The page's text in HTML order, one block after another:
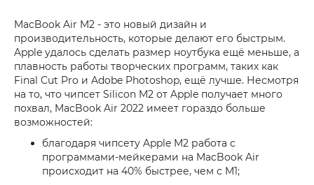
MacBook Air M2 - это новый дизайн и
производительность, которые делают его быстрым.
Apple удалось сделать размер ноутбука ещё меньше, а
плавность работы творческих программ, таких как
Final Cut Pro и Adobe Photoshop, ещё лучше. Несмотря
на то, что чипсет Silicon M2 от Apple получает много
похвал, MacBook Air 2022 имеет гораздо больше
возможностей:
благодаря чипсету Apple M2 работа с
программами-мейкерами на MacBook Air
происходит на 40% быстрее, чем с M1;